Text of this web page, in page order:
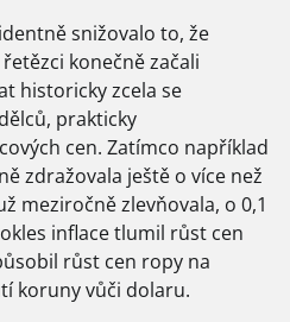
snižovalo to, že
konečně začali
historicky zcela se
prakticky
cen. Zatímco například
zdražovala ještě o více než
meziročně zlevňovala, o 0,1
inflace tlumil růst cen
růst cen ropy na
koruny vůči dolaru.